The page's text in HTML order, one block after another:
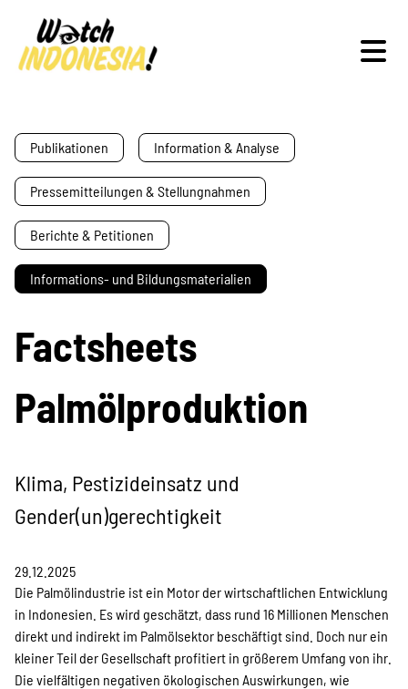
Schwerpunkte
Veranstaltungen
Publikationen
Information & Analyse
Pressemitteilungen &
Stellungnahmen
Informations- und
Bildungsmaterialien
Publikationen Information & Analyse
Pressemitteilungen & Stellungnahmen
Berichte & Petitionen
Informations- und Bildungsmaterialien
Factsheets
Palmölproduktion
Klima, Pestizideinsatz und
Gender(un)gerechtigkeit
29.12.2025
Die Palmölindustrie ist ein Motor der wirtschaftlichen Entwicklung
in Indonesien. Es wird geschätzt, dass rund 16 Millionen Menschen
direkt und indirekt im Palmölsektor beschäftigt sind. Doch nur ein
kleiner Teil der Gesellschaft profitiert in größerem Umfang von ihr.
Die vielfältigen negativen ökologischen Auswirkungen, wie